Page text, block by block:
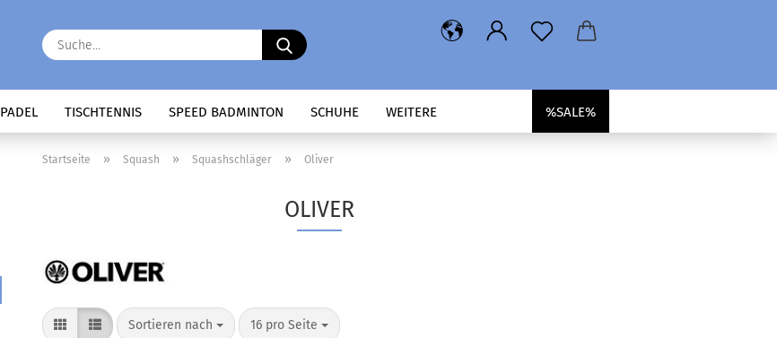
Suche...
PADEL TISCHTENNIS SPEED BADMINTON SCHUHE %SALE%
WEITERE
Startseite » Squash » Squashschläger » Oliver
OLIVER
Sortieren nach
Sortieren nach 16 pro Seite
pro Seite